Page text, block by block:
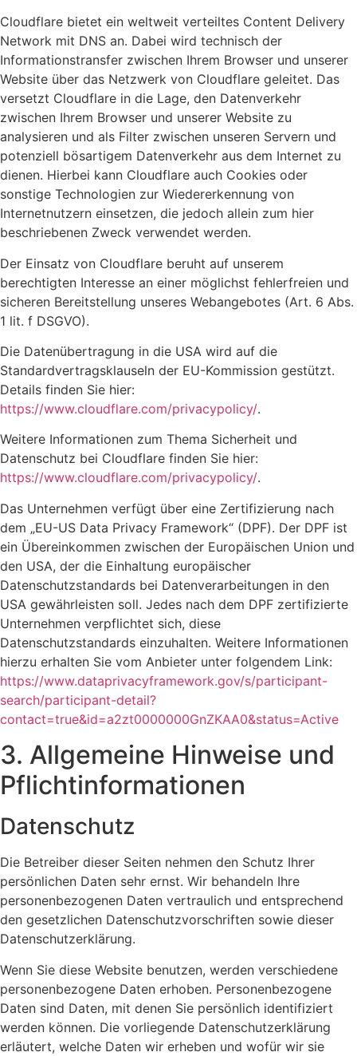
Cloudflare bietet ein weltweit verteiltes Content Delivery
Network mit DNS an. Dabei wird technisch der
Informationstransfer zwischen Ihrem Browser und unserer
Website über das Netzwerk von Cloudflare geleitet. Das
versetzt Cloudflare in die Lage, den Datenverkehr
zwischen Ihrem Browser und unserer Website zu
analysieren und als Filter zwischen unseren Servern und
potenziell bösartigem Datenverkehr aus dem Internet zu
dienen. Hierbei kann Cloudflare auch Cookies oder
sonstige Technologien zur Wiedererkennung von
Internetnutzern einsetzen, die jedoch allein zum hier
beschriebenen Zweck verwendet werden.
Der Einsatz von Cloudflare beruht auf unserem
berechtigten Interesse an einer möglichst fehlerfreien und
sicheren Bereitstellung unseres Webangebotes (Art. 6 Abs.
1 lit. f DSGVO).
Die Datenübertragung in die USA wird auf die
Standardvertragsklauseln der EU-Kommission gestützt.
Details finden Sie hier:
https://www.cloudflare.com/privacypolicy/.
Weitere Informationen zum Thema Sicherheit und
Datenschutz bei Cloudflare finden Sie hier:
https://www.cloudflare.com/privacypolicy/.
Das Unternehmen verfügt über eine Zertifizierung nach
dem „EU-US Data Privacy Framework“ (DPF). Der DPF ist
ein Übereinkommen zwischen der Europäischen Union und
den USA, der die Einhaltung europäischer
Datenschutzstandards bei Datenverarbeitungen in den
USA gewährleisten soll. Jedes nach dem DPF zertifizierte
Unternehmen verpflichtet sich, diese
Datenschutzstandards einzuhalten. Weitere Informationen
hierzu erhalten Sie vom Anbieter unter folgendem Link:
https://www.dataprivacyframework.gov/s/participant-
search/participant-detail?
contact=true&id=a2zt0000000GnZKAA0&status=Active
3. Allgemeine Hinweise und
Pflicht­informationen
Datenschutz
Die Betreiber dieser Seiten nehmen den Schutz Ihrer
persönlichen Daten sehr ernst. Wir behandeln Ihre
personenbezogenen Daten vertraulich und entsprechend
den gesetzlichen Datenschutzvorschriften sowie dieser
Datenschutzerklärung.
Wenn Sie diese Website benutzen, werden verschiedene
personenbezogene Daten erhoben. Personenbezogene
Daten sind Daten, mit denen Sie persönlich identifiziert
werden können. Die vorliegende Datenschutzerklärung
erläutert, welche Daten wir erheben und wofür wir sie